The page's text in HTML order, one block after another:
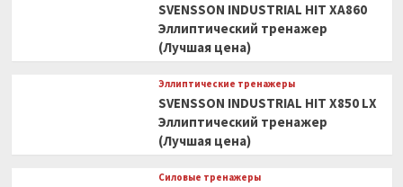
SVENSSON INDUSTRIAL HIT XA860
Эллиптический тренажер
(Лучшая цена)
Эллиптические тренажеры
SVENSSON INDUSTRIAL HIT X850 LX
Эллиптический тренажер
(Лучшая цена)
Силовые тренажеры